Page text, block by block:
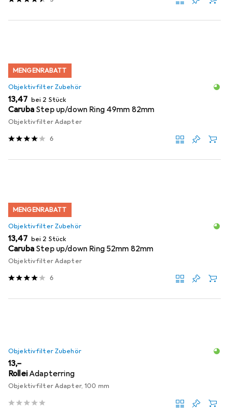
MENGENRABATT
Objektivfilter Zubehör
EUR
13,47 bei 2 Stück
Caruba Step up/down Ring 49mm 82mm
Objektivfilter Adapter
6
MENGENRABATT
Objektivfilter Zubehör
EUR
13,47 bei 2 Stück
Caruba Step up/down Ring 52mm 82mm
Objektivfilter Adapter
6
Objektivfilter Zubehör
EUR
13,–
RolleiAdapterring
Objektivfilter Adapter, 100 mm